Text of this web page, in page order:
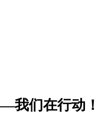
我们在行动！